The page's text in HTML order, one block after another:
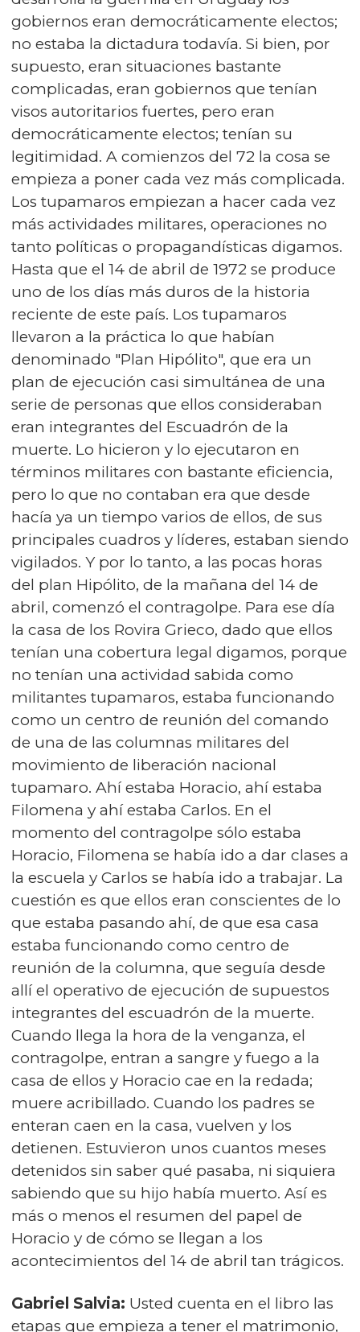
gobiernos eran democráticamente electos;
no estaba la dictadura todavía. Si bien, por
supuesto, eran situaciones bastante
complicadas, eran gobiernos que tenían
visos autoritarios fuertes, pero eran
democráticamente electos; tenían su
legitimidad. A comienzos del 72 la cosa se
empieza a poner cada vez más complicada.
Los tupamaros empiezan a hacer cada vez
más actividades militares, operaciones no
tanto políticas o propagandísticas digamos.
Hasta que el 14 de abril de 1972 se produce
uno de los días más duros de la historia
reciente de este país. Los tupamaros
llevaron a la práctica lo que habían
denominado "Plan Hipólito", que era un
plan de ejecución casi simultánea de una
serie de personas que ellos consideraban
eran integrantes del Escuadrón de la
muerte. Lo hicieron y lo ejecutaron en
términos militares con bastante eficiencia,
pero lo que no contaban era que desde
hacía ya un tiempo varios de ellos, de sus
principales cuadros y líderes, estaban siendo
vigilados. Y por lo tanto, a las pocas horas
del plan Hipólito, de la mañana del 14 de
abril, comenzó el contragolpe. Para ese día
la casa de los Rovira Grieco, dado que ellos
tenían una cobertura legal digamos, porque
no tenían una actividad sabida como
militantes tupamaros, estaba funcionando
como un centro de reunión del comando
de una de las columnas militares del
movimiento de liberación nacional
tupamaro. Ahí estaba Horacio, ahí estaba
Filomena y ahí estaba Carlos. En el
momento del contragolpe sólo estaba
Horacio, Filomena se había ido a dar clases a
la escuela y Carlos se había ido a trabajar. La
cuestión es que ellos eran conscientes de lo
que estaba pasando ahí, de que esa casa
estaba funcionando como centro de
reunión de la columna, que seguía desde
allí el operativo de ejecución de supuestos
integrantes del escuadrón de la muerte.
Cuando llega la hora de la venganza, el
contragolpe, entran a sangre y fuego a la
casa de ellos y Horacio cae en la redada;
muere acribillado. Cuando los padres se
enteran caen en la casa, vuelven y los
detienen. Estuvieron unos cuantos meses
detenidos sin saber qué pasaba, ni siquiera
sabiendo que su hijo había muerto. Así es
más o menos el resumen del papel de
Horacio y de cómo se llegan a los
acontecimientos del 14 de abril tan trágicos.
Gabriel Salvia: Usted cuenta en el libro las
etapas que empieza a tener el matrimonio,